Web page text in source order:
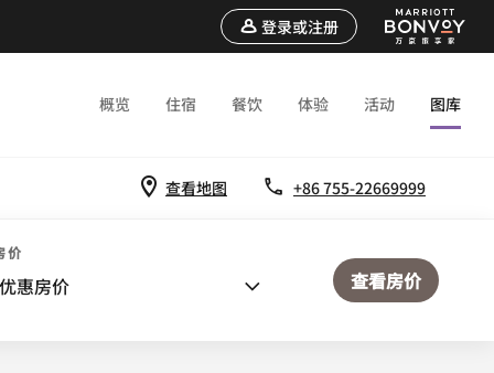
登录或注册
概览 住宿 餐饮 体验 活动 图库
查看地图 +86 755-22669999
价
惠房价 查看房价